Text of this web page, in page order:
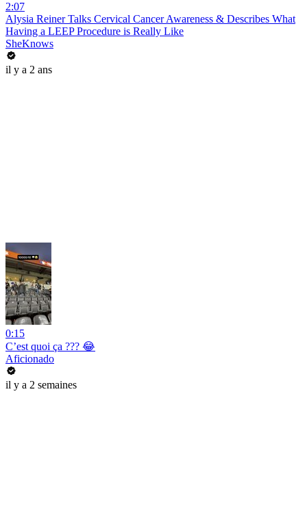
2:07
Alysia Reiner Talks Cervical Cancer Awareness & Describes What
Having a LEEP Procedure is Really Like
SheKnows
il y a 2 ans
0:15
C’est quoi ça ??? 😂
Aficionado
il y a 2 semaines